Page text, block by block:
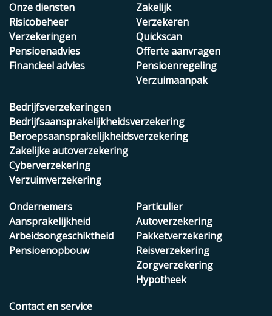
Onze diensten
Risicobeheer
Verzekeringen
Pensioenadvies
Financieel advies
Zakelijk
Verzekeren
Quickscan
Offerte aanvragen
Pensioenregeling
Verzuimaanpak
Bedrijfsverzekeringen
Bedrijfsaansprakelijkheidsverzekering
Beroepsaansprakelijkheidsverzekering
Zakelijke autoverzekering
Cyberverzekering
Verzuimverzekering
Ondernemers
Aansprakelijkheid
Arbeidsongeschiktheid
Pensioenopbouw
Particulier
Autoverzekering
Pakketverzekering
Reisverzekering
Zorgverzekering
Hypotheek
Contact en service